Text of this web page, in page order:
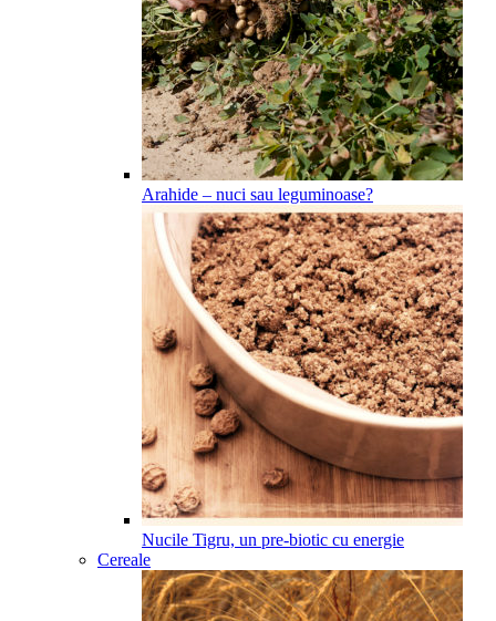
Arahide – nuci sau leguminoase?
Nucile Tigru, un pre-biotic cu energie
Cereale